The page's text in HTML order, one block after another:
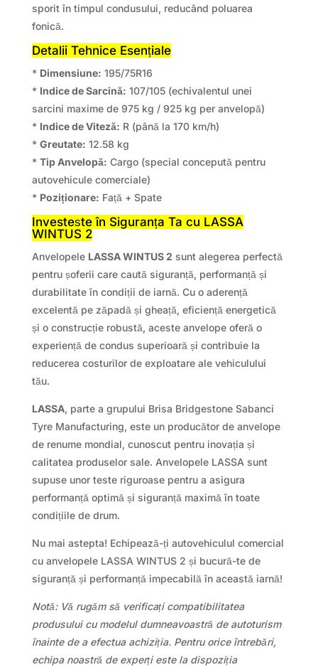
sporit în timpul condusului, reducând poluarea
fonică.
Detalii Tehnice Esențiale
* Dimensiune: 195/75R16
* Indice de Sarcină: 107/105 (echivalentul unei
sarcini maxime de 975 kg / 925 kg per anvelopă)
* Indice de Viteză: R (până la 170 km/h)
* Greutate: 12.58 kg
* Tip Anvelopă: Cargo (special concepută pentru
autovehicule comerciale)
* Poziționare: Față + Spate
Investește în Siguranța Ta cu LASSA
WINTUS 2
Anvelopele LASSA WINTUS 2 sunt alegerea perfectă
pentru șoferii care caută siguranță, performanță și
durabilitate în condiții de iarnă. Cu o aderență
excelentă pe zăpadă și gheață, eficiență energetică
și o construcție robustă, aceste anvelope oferă o
experiență de condus superioară și contribuie la
reducerea costurilor de exploatare ale vehiculului
tău.
LASSA, parte a grupului Brisa Bridgestone Sabanci
Tyre Manufacturing, este un producător de anvelope
de renume mondial, cunoscut pentru inovația și
calitatea produselor sale. Anvelopele LASSA sunt
supuse unor teste riguroase pentru a asigura
performanță optimă și siguranță maximă în toate
condițiile de drum.
Nu mai astepta! Echipează-ți autovehiculul comercial
cu anvelopele LASSA WINTUS 2 și bucură-te de
siguranță și performanță impecabilă în această iarnă!
Notă: Vă rugăm să verificați compatibilitatea
produsului cu modelul dumneavoastră de autoturism
înainte de a efectua achiziția. Pentru orice întrebări,
echipa noastră de experți este la dispoziția